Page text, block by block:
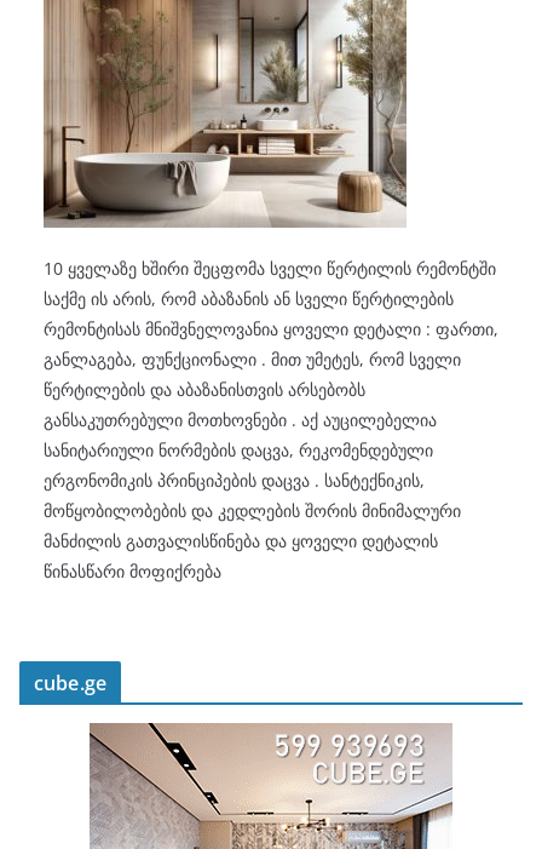
10 ყველაზე ხშირი შეცფომა სველი წერტილის რემონტში
საქმე ის არის, რომ აბაზანის ან სველი წერტილების
რემონტისას მნიშვნელოვანია ყოველი დეტალი : ფართი,
განლაგება, ფუნქციონალი . მით უმეტეს, რომ სველი
წერტილების და აბაზანისთვის არსებობს
განსაკუთრებული მოთხოვნები . აქ აუცილებელია
სანიტარიული ნორმების დაცვა, რეკომენდებული
ერგონომიკის პრინციპების დაცვა . სანტექნიკის,
მოწყობილობების და კედლების შორის მინიმალური
მანძილის გათვალისწინება და ყოველი დეტალის
წინასწარი მოფიქრება
cube.ge